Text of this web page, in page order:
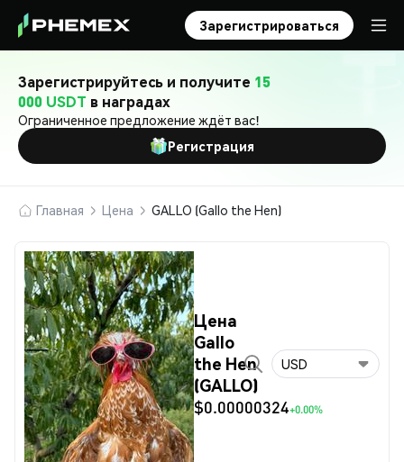
Зарегистрироваться
Зарегистрируйтесь и получите 15
000 USDT в наградах
Ограниченное предложение ждёт вас!
Регистрация
Главная Цена GALLO (Gallo the Hen)
Цена
Gallo
the Hen
(GALLO)
$0.00000324+0.00%
USD